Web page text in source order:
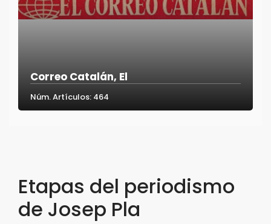
Correo Catalán, El
Núm. Artículos: 464
Etapas del periodismo
de Josep Pla